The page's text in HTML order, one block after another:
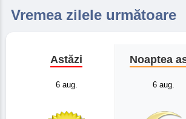
Vremea zilele următoare
Astăzi
6 aug.
Noaptea
6 aug.